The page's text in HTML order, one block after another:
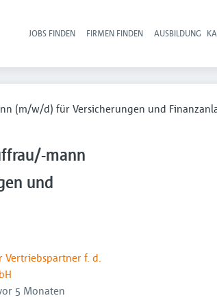
JOBS FINDEN FIRMEN FINDEN AUSBILDUNG
(m/w/d) für Versicherungen und
mann
und
Vertriebspartner f. d.
:
5 Monaten